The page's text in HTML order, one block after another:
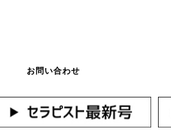
お問い合わせ